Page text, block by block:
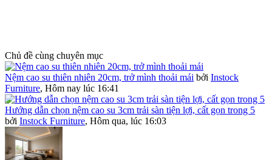
Chủ đề cùng chuyên mục
Nệm cao su thiên nhiên 20cm, trở mình thoải mái bởi Instock
Furniture, Hôm nay lúc 16:41
Hướng dẫn chọn nệm cao su 3cm trải sàn tiện lợi, cất gọn trong 5
bởi Instock Furniture, Hôm qua, lúc 16:03